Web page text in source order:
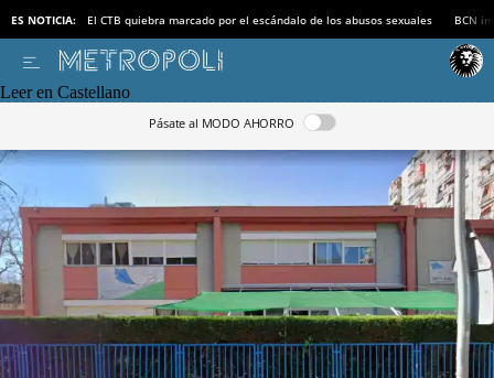
ES NOTICIA: El CTB quiebra marcado por el escándalo de los abusos sexuales BCN
Leer en Castellano
Pásate al MODO AHORRO